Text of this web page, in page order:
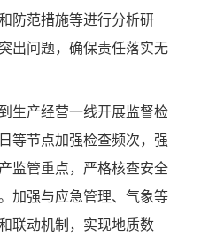
防范措施等进行分析研
出问题，确保责任落实无
生产经营一线开展监督检
等节点加强检查频次，强
监管重点，严格核查安全
加强与应急管理、气象等
联动机制，实现地质数